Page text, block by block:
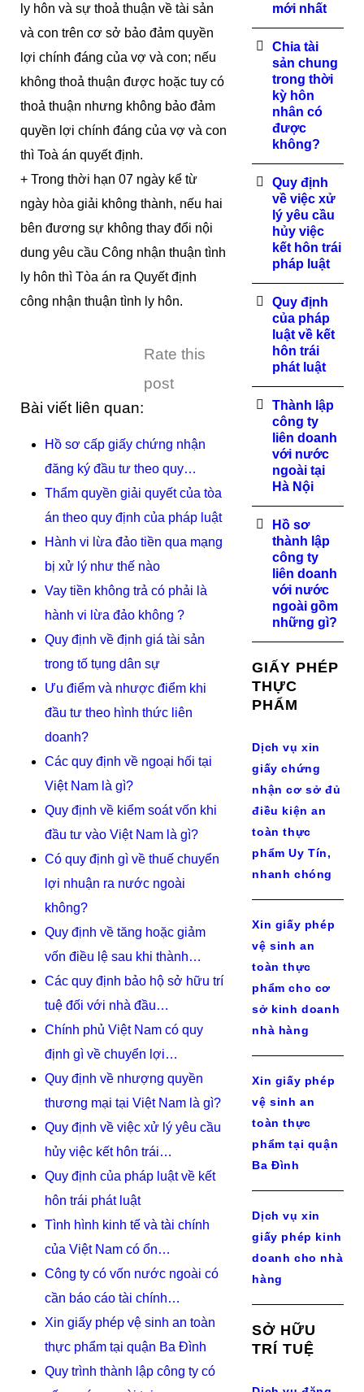
ly hôn và sự thoả thuận về tài sản
và con trên cơ sở bảo đảm quyền
lợi chính đáng của vợ và con; nếu
không thoả thuận được hoặc tuy có
thoả thuận nhưng không bảo đảm
quyền lợi chính đáng của vợ và con
thì Toà án quyết định.
+ Trong thời hạn 07 ngày kể từ
ngày hòa giải không thành, nếu hai
bên đương sự không thay đổi nội
dung yêu cầu Công nhận thuận tình
ly hôn thì Tòa án ra Quyết định
công nhận thuận tình ly hôn.
Rate this
post
Bài viết liên quan:
Hồ sơ cấp giấy chứng nhận
đăng ký đầu tư theo quy…
Thẩm quyền giải quyết của tòa
án theo quy định của pháp luật
Hành vi lừa đảo tiền qua mạng
bị xử lý như thế nào
Vay tiền không trả có phải là
hành vi lừa đảo không ?
Quy định về định giá tài sản
trong tố tụng dân sự
Ưu điểm và nhược điểm khi
đầu tư theo hình thức liên
doanh?
Các quy định về ngoại hối tại
Việt Nam là gì?
Quy định về kiểm soát vốn khi
đầu tư vào Việt Nam là gì?
Có quy định gì về thuế chuyển
lợi nhuận ra nước ngoài
không?
Quy định về tăng hoặc giảm
vốn điều lệ sau khi thành…
Các quy định bảo hộ sở hữu trí
tuệ đối với nhà đầu…
Chính phủ Việt Nam có quy
định gì về chuyển lợi…
Quy định về nhượng quyền
thương mại tại Việt Nam là gì?
Quy định về việc xử lý yêu cầu
hủy việc kết hôn trái…
Quy định của pháp luật về kết
hôn trái phát luật
Tình hình kinh tế và tài chính
của Việt Nam có ổn…
Công ty có vốn nước ngoài có
cần báo cáo tài chính…
Xin giấy phép vệ sinh an toàn
thực phẩm tại quận Ba Đình
Quy trình thành lập công ty có
mới nhất
Chia tài
sản chung
trong thời
kỳ hôn
nhân có
được
không?
Quy định
về việc xử
lý yêu cầu
hủy việc
kết hôn trái
pháp luật
Quy định
của pháp
luật về kết
hôn trái
phát luật
Thành lập
công ty
liên doanh
với nước
ngoài tại
Hà Nội
Hồ sơ
thành lập
công ty
liên doanh
với nước
ngoài gồm
những gì?
GIẤY PHÉP
THỰC
PHẨM
Dịch vụ xin
giấy chứng
nhận cơ sở đủ
điều kiện an
toàn thực
phẩm Uy Tín,
nhanh chóng
Xin giấy phép
vệ sinh an
toàn thực
phẩm cho cơ
sở kinh doanh
nhà hàng
Xin giấy phép
vệ sinh an
toàn thực
phẩm tại quận
Ba Đình
Dịch vụ xin
giấy phép kinh
doanh cho nhà
hàng
SỞ HỮU
TRÍ TUỆ